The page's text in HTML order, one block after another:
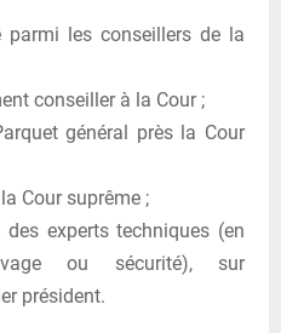
parmi les conseillers de la
conseiller à la Cour ;
général près la Cour
Cour suprême ;
experts techniques (en
ou sécurité), sur
président.